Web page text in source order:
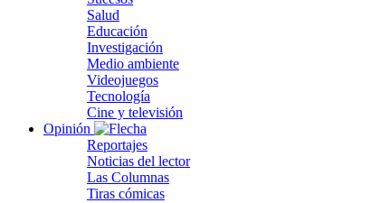
Salud
Educación
Investigación
Medio ambiente
Videojuegos
Tecnología
Cine y televisión
Opinión
Reportajes
Noticias del lector
Las Columnas
Tiras cómicas